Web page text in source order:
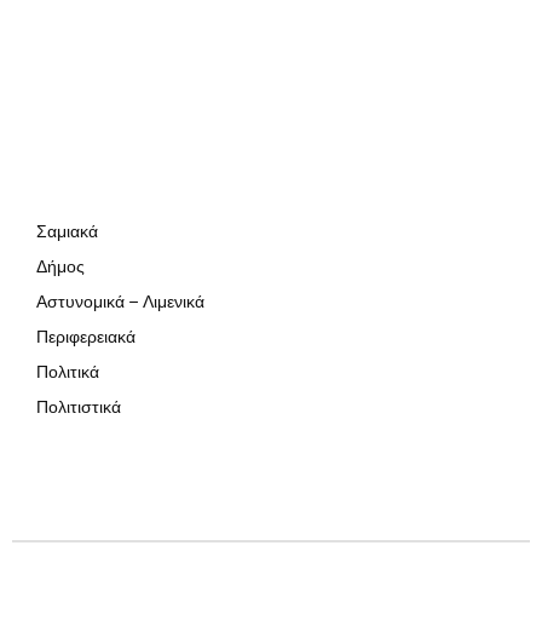
Σαμιακά
Δήμος
Αστυνομικά – Λιμενικά
Περιφερειακά
Πολιτικά
Πολιτιστικά